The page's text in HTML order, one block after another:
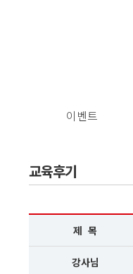
이벤트
교육후기
제 목
강사님